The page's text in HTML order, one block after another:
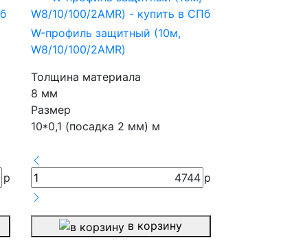
р
W-профиль защитный (10м,
W8/10/100/2AMR)
Толщина материала
8 мм
Размер
10*0,1 (посадка 2 мм) м
4744 р
в корзину